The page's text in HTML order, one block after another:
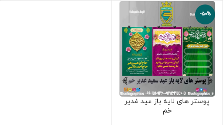
-50%
پوستر های لایه باز عید غدیر
خم